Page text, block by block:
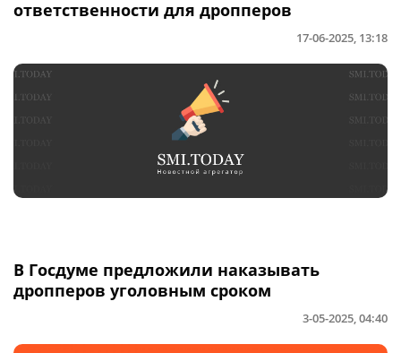
ответственности для дропперов
17-06-2025, 13:18
В Госдуме предложили наказывать
дропперов уголовным сроком
3-05-2025, 04:40